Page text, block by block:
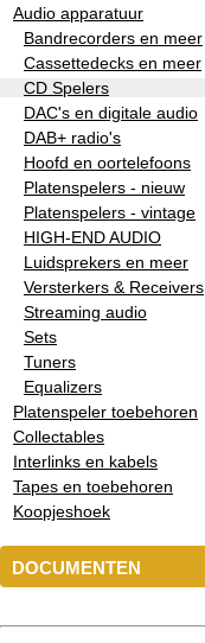
Audio apparatuur
Bandrecorders en meer
Cassettedecks en meer
CD Spelers
DAC's en digitale audio
DAB+ radio's
Hoofd en oortelefoons
Platenspelers - nieuw
Platenspelers - vintage
HIGH-END AUDIO
Luidsprekers en meer
Versterkers & Receivers
Streaming audio
Sets
Tuners
Equalizers
Platenspeler toebehoren
Collectables
Interlinks en kabels
Tapes en toebehoren
Koopjeshoek
DOCUMENTEN